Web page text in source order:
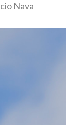
Nava